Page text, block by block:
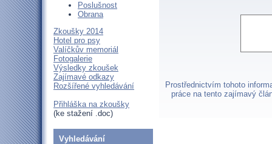
Poslušnost
Obrana
Zkoušky 2014
Hotel pro psy
Valíčkův memoriál
Fotogalerie
Výsledky zkoušek
Zajímavé odkazy
Rozšířené vyhledávání
Přihláška na zkoušky
(ke stažení .doc)
Vyhledávání
Prostřednictvím tohoto
práce na tento zajímavý